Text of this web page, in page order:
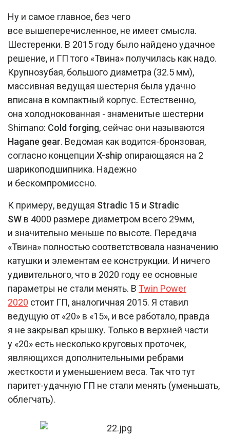
Ну и самое главное, без чего
все вышеперечисленное, не имеет смысла.
Шестеренки. В 2015 году было найдено удачное
решение, и ГП того «Твина» получилась как надо.
Крупнозубая, большого диаметра (32.5 мм),
массивная ведущая шестерня была удачно
вписана в компактный корпус. Естественно,
она холоднокованная - знаменитые шестерни
Shimano: Cold forging, сейчас они называются
Hagane gear. Ведомая как водится-бронзовая,
согласно концепции X-ship опирающаяся на 2
шарикоподшипника. Надежно
и бескомпромиссно.
К примеру, ведущая Stradic 15 и Stradic
SW в 4000 размере диаметром всего 29мм,
и значительно меньше по высоте. Передача
«Твина» полностью соответствовала назначению
катушки и элементам ее конструкции. И ничего
удивительного, что в 2020 году ее основные
параметры не стали менять. В Twin Power
2020 стоит ГП, аналогичная 2015. Я ставил
ведущую от «20» в «15», и все работало, правда
я не закрывал крышку. Только в верхней части
у «20» есть несколько круговых проточек,
являющихся дополнительными ребрами
жесткости и уменьшением веса. Так что тут
паритет-удачную ГП не стали менять (уменьшать,
облегчать).